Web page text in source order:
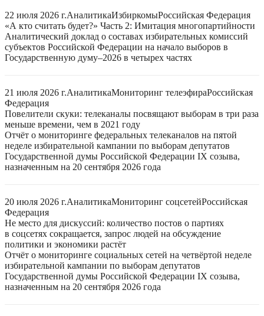
22 июля 2026 г.АналитикаИзбиркомыРоссийская Федерация
«А кто считать будет?» Часть 2: Имитация многопартийности
Аналитический доклад о составах избирательных комиссий
субъектов Российской Федерации на начало выборов в
Государственную думу–2026 в четырех частях
21 июля 2026 г.АналитикаМониторинг телеэфираРоссийская
Федерация
Повелители скуки: телеканалы посвящают выборам в три раза
меньше времени, чем в 2021 году
Отчёт о мониторинге федеральных телеканалов на пятой
неделе избирательной кампании по выборам депутатов
Государственной думы Российской Федерации IX созыва,
назначенным на 20 сентября 2026 года
20 июля 2026 г.АналитикаМониторинг соцсетейРоссийская
Федерация
Не место для дискуссий: количество постов о партиях
в соцсетях сокращается, запрос людей на обсуждение
политики и экономики растёт
Отчёт о мониторинге социальных сетей на четвёртой неделе
избирательной кампании по выборам депутатов
Государственной думы Российской Федерации IX созыва,
назначенным на 20 сентября 2026 года